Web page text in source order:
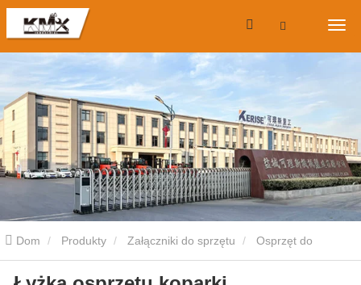
Dom Produkty Załączniki do sprzętu Osprzęt do
minikoparek Łyżka osprzętu koparki